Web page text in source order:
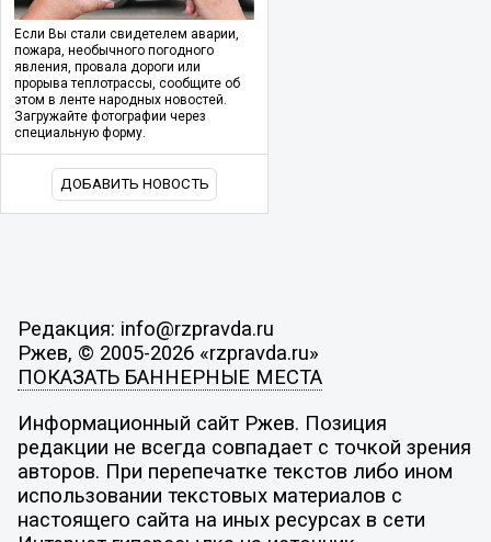
Если Вы стали свидетелем аварии,
пожара, необычного погодного
явления, провала дороги или
прорыва теплотрассы, сообщите об
этом в ленте народных новостей.
Загружайте фотографии через
специальную форму.
ДОБАВИТЬ НОВОСТЬ
Редакция: info@rzpravda.ru
Ржев, © 2005-2026 «rzpravda.ru»
ПОКАЗАТЬ БАННЕРНЫЕ МЕСТА
Информационный сайт Ржев. Позиция
редакции не всегда совпадает с точкой зрения
авторов. При перепечатке текстов либо ином
использовании текстовых материалов с
настоящего сайта на иных ресурсах в сети